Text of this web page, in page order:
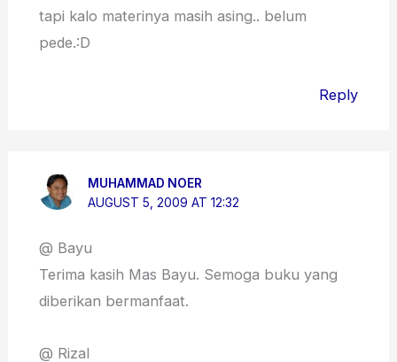
tapi kalo materinya masih asing.. belum
pede.:D
Reply
MUHAMMAD NOER
AUGUST 5, 2009 AT 12:32
@ Bayu
Terima kasih Mas Bayu. Semoga buku yang
diberikan bermanfaat.
@ Rizal